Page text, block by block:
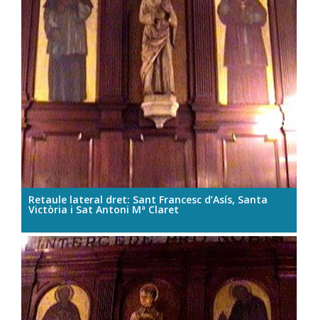
Retaule lateral dret: Sant Francesc d’Asís, Santa
Victòria i Sat Antoni Mª Claret